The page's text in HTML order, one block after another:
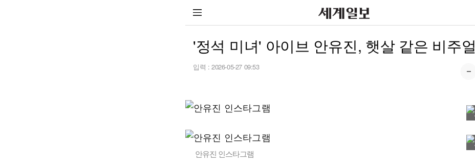
'정석 미녀' 아이브 안유진, 햇살 같은 비주얼
입력 : 2026-05-27 09:53
안유진 인스타그램